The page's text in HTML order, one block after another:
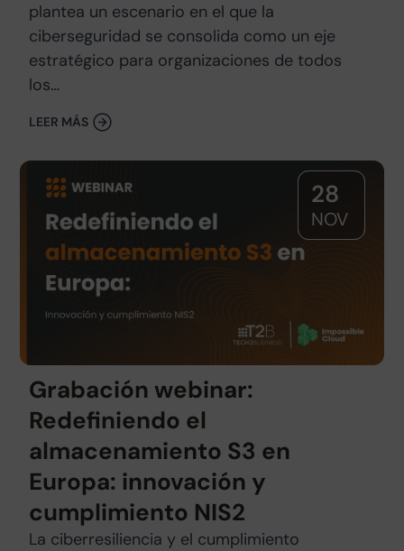
plantea un escenario en el que la
ciberseguridad se consolida como un eje
estratégico para organizaciones de todos
los…
LEER MÁS
28
NOV
Grabación webinar:
Redefiniendo el
almacenamiento S3 en
Europa: innovación y
cumplimiento NIS2
La ciberresiliencia y el cumplimiento